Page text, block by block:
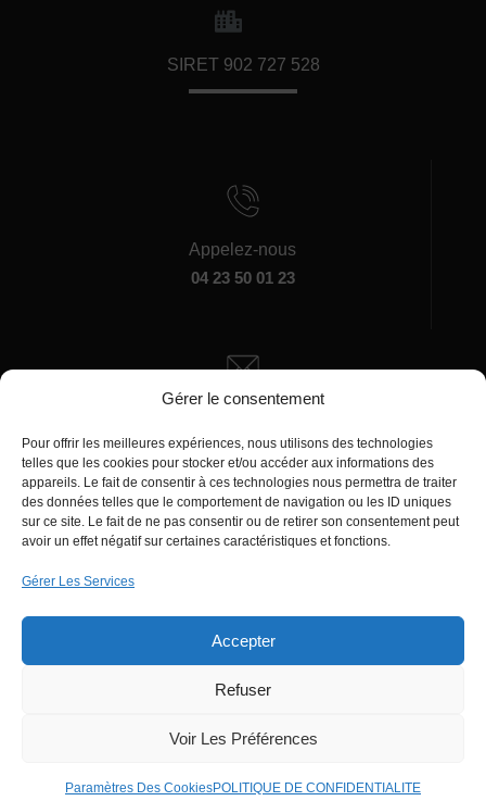
Gérer le consentement
Pour offrir les meilleures expériences, nous utilisons des technologies
telles que les cookies pour stocker et/ou accéder aux informations des
appareils. Le fait de consentir à ces technologies nous permettra de traiter
des données telles que le comportement de navigation ou les ID uniques
sur ce site. Le fait de ne pas consentir ou de retirer son consentement peut
avoir un effet négatif sur certaines caractéristiques et fonctions.
Gérer Les Services
Accepter
Refuser
Voir Les Préférences
Paramètres Des CookiesPOLITIQUE DE CONFIDENTIALITE
SIRET 902 727 528
Appelez-nous
04 23 50 01 23
manager@agentiamo.com
© 2025 | AgentiAmo | Tous les droits sont